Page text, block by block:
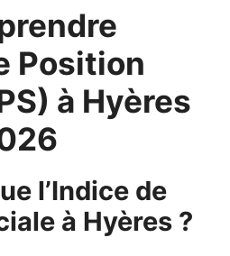
Position
à Hyères
l’Indice de
à Hyères ?